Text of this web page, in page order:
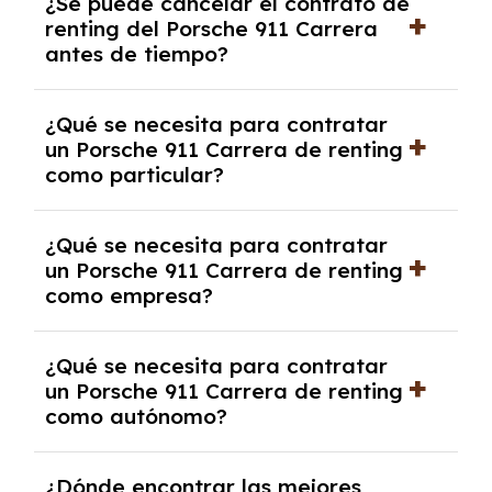
tendrás que pagar ningún tipo de entrada
salvo en casos que lo exija el proveedor
debido al resultado del estudio de viabilidad
económica.
renting del Porsche 911 Carrera
antes de tiempo?
pero puede haber penalizaciones por
cancelación anticipada. Es importante revisar
las condiciones del contrato y hablar con un
experto que te asesore.
¿Qué se necesita para contratar
un Porsche 911 Carrera de renting
como particular?
y, en algunos casos, una consulta de solvencia
crediticia y un pago inicial.
¿Qué se necesita para contratar
un Porsche 911 Carrera de renting
como empresa?
documentación financiera y, en algunos
casos, un informe de solvencia de la empresa
y un pago inicial.
¿Qué se necesita para contratar
un Porsche 911 Carrera de renting
como autónomo?
¿Dónde encontrar las mejores